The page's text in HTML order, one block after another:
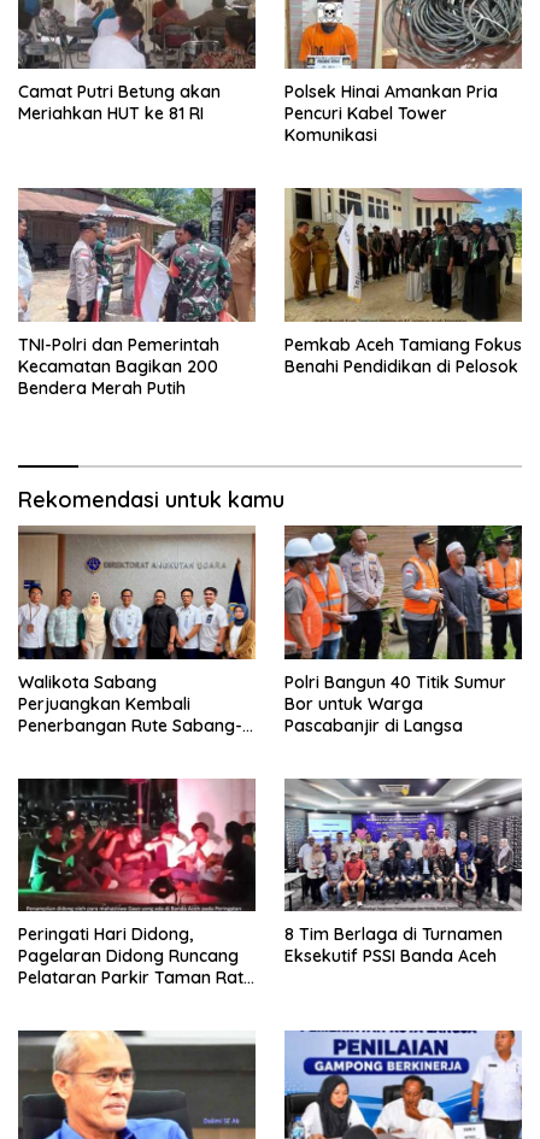
Camat Putri Betung akan
Meriahkan HUT ke 81 RI
Polsek Hinai Amankan Pria
Pencuri Kabel Tower
Komunikasi
TNI-Polri dan Pemerintah
Kecamatan Bagikan 200
Bendera Merah Putih
Pemkab Aceh Tamiang Fokus
Benahi Pendidikan di Pelosok
Rekomendasi untuk kamu
Walikota Sabang
Perjuangkan Kembali
Penerbangan Rute Sabang-
Polri Bangun 40 Titik Sumur
Bor untuk Warga
Pascabanjir di Langsa
Peringati Hari Didong,
Pagelaran Didong Runcang
Pelataran Parkir Taman Ratu
8 Tim Berlaga di Turnamen
Eksekutif PSSI Banda Aceh